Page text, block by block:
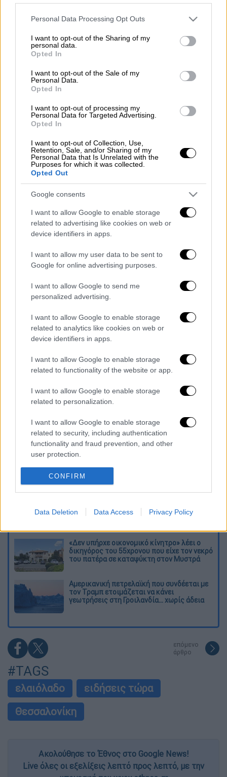
Please note that this website/app uses one or more Google
not limited to your visit or usage behaviour. You may click to
grant or deny consent to Google and its third-party tags to
use your data for below specified purposes in below Google
consent section.
Personal Data Processing Opt Outs
I want to opt-out of the Sharing of my
personal data.
Opted In
I want to opt-out of the Sale of my
Personal Data.
Opted In
I want to opt-out of processing my
Personal Data for Targeted Advertising.
Opted In
I want to opt-out of Collection, Use,
Retention, Sale, and/or Sharing of my
Personal Data that Is Unrelated with the
Purposes for which it was collected.
Opted Out
Google consents
I want to allow Google to enable storage
related to advertising like cookies on web or
device identifiers in apps.
I want to allow my user data to be sent to
Google for online advertising purposes.
I want to allow Google to send me
personalized advertising.
I want to allow Google to enable storage
related to analytics like cookies on web or
device identifiers in apps.
I want to allow Google to enable storage
related to functionality of the website or app.
I want to allow Google to enable storage
related to personalization.
I want to allow Google to enable storage
related to security, including authentication
functionality and fraud prevention, and other
user protection.
CONFIRM
Data Deletion Data Access Privacy Policy
Μενεμένη Θεσσαλονίκης, όπου
εντοπίστηκαν το παράνομο
παρασκευαστήριο και χώροι προσωρινής
Όπως έγινε γνωστό, κατασχέθηκαν πάνω από
15 τόνοι νοθευμένων ελαίων (σε
συσκευασίες των 15 λίτρων).
Συνολικά συνελήφθησαν πέντε άτομα
δικογραφία. Μεταξύ των συλληφθέντων
είναι ο 55χρονος φερόμενος ως "αρχηγός"
της σπείρας και η 51 ετών σύζυγός του
(ανάμεσα σε αυτούς που αναζητούνται
Εις βάρος τους ασκήθηκεκακουργηματική
δίωξη για πλαστογραφία
νόθευσης, χρήση παραποιημένων σημάτων,
σύσταση οργάνωσης για τη διάπραξη
απολογηθούν στην 6η τακτική ανακρίτρια
Θεσσαλονίκης.
Να σημειωθεί ότι ο 55χρονος (Έλληνας) που
κατηγορείται ως επικεφαλής της
περασμένο Φεβρουάριο στην Αλεξάνδρεια
Ημαθίας για ανάλογες πράξεις. Πληροφορίες
αναφέρουν ότι τότε κατηγορήθηκε για
αδικήματα σε βαθμό πλημμελήματος και
αφέθηκε ελεύθερος.
Διαβάστε ακόμη
Kadebostany στο ethnos.gr: «Κάποτε
πίστευα ότι το να είσαι outsider ήταν
αδυναμία, τώρα το βλέπω ως δύναμη»
θερμοκρασίες»: Σε δραματικές συνθήκες
χιλιάδες μετανάστες στη Θέουτα
«Δεν υπήρχε οικονομικό κίνητρο» λέει ο
δικηγόρος του 55χρονου που είχε τον νεκρό
του πατέρα σε καταψύκτη στον Μυστρά
Αμερικανική πετρελαϊκή που συνδέεται με
τον Τραμπ ετοιμάζεται να κάνει
γεωτρήσεις στη Γροιλανδία... χωρίς άδεια
επόμενο
άρθρο
#TAGS
ελαιόλαδο
ειδήσεις τώρα
Θεσσαλονίκη
Ακολούθησε το Έθνος στο Google News!
Live όλες οι εξελίξεις λεπτό προς λεπτό, με την